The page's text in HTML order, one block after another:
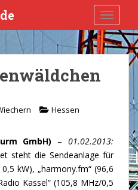
Hessen
GmbH) –01.02.2013:
steht die Sendeanlage für
kW), „harmony.fm“ (96,6
Kassel“ (105,8 MHz/0,5